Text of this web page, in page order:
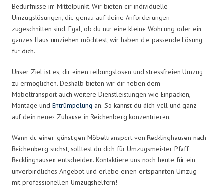
Bedürfnisse im Mittelpunkt. Wir bieten dir individuelle
Umzugslösungen, die genau auf deine Anforderungen
zugeschnitten sind. Egal, ob du nur eine kleine Wohnung oder ein
ganzes Haus umziehen möchtest, wir haben die passende Lösung
für dich.
Unser Ziel ist es, dir einen reibungslosen und stressfreien Umzug
zu ermöglichen. Deshalb bieten wir dir neben dem
Möbeltransport auch weitere Dienstleistungen wie Einpacken,
Montage und Entrümpelung an. So kannst du dich voll und ganz
auf dein neues Zuhause in Reichenberg konzentrieren.
Wenn du einen günstigen Möbeltransport von Recklinghausen nach
Reichenberg suchst, solltest du dich für Umzugsmeister Pfaff
Recklinghausen entscheiden. Kontaktiere uns noch heute für ein
unverbindliches Angebot und erlebe einen entspannten Umzug
mit professionellen Umzugshelfern!